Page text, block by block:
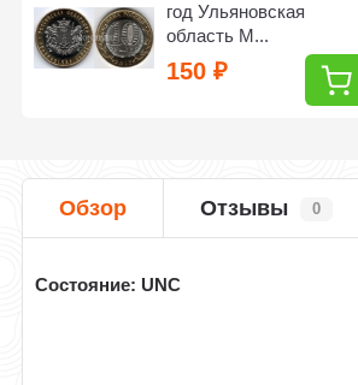
год Ульяновская
область М...
150₽
Обзор Отзывы 0
Состояние: UNC